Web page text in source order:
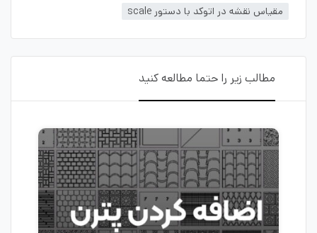
مقیاس نقشه در اتوکد با دستور scale
مطالب زیر را حتما مطالعه کنید